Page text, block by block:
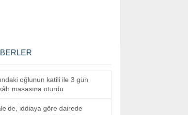
oğlunun katili ile 3 gün
masasına oturdu
iddiaya göre dairede